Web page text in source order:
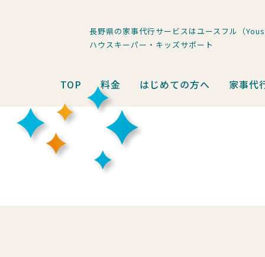
長野県の家事代行サービスはユースフル（
ハウスキーパー・キッズサポート
TOP 料金 はじめての方へ 家事代